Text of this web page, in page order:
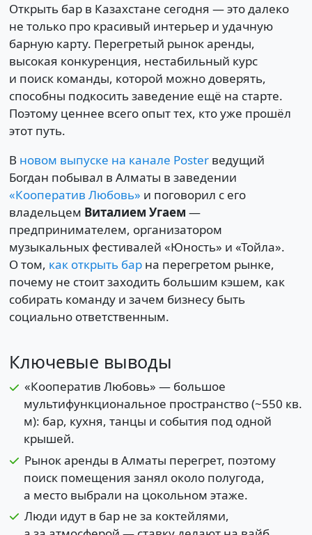
Открыть бар в Казахстане сегодня — это далеко
не только про красивый интерьер и удачную
барную карту. Перегретый рынок аренды,
высокая конкуренция, нестабильный курс
и поиск команды, которой можно доверять,
способны подкосить заведение ещё на старте.
Поэтому ценнее всего опыт тех, кто уже прошёл
этот путь.
В новом выпуске на канале Posterведущий
Богдан побывал в Алматы в заведении
«Кооператив Любовь» и поговорил с его
владельцем Виталием Угаем —
предпринимателем, организатором
музыкальных фестивалей «Юность» и «Тойла».
О том, как открыть барна перегретом рынке,
почему не стоит заходить большим кэшем, как
собирать команду и зачем бизнесу быть
социально ответственным.
Ключевые выводы
«Кооператив Любовь» — большое
мультифункциональное пространство (~550 кв.
м): бар, кухня, танцы и события под одной
крышей.
Рынок аренды в Алматы перегрет, поэтому
поиск помещения занял около полугода,
а место выбрали на цокольном этаже.
Люди идут в бар не за коктейлями,